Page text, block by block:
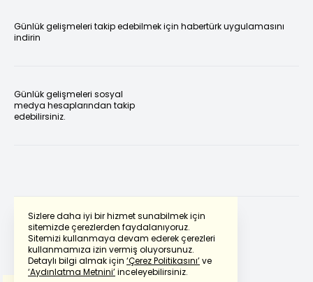
Sizlere daha iyi bir hizmet sunabilmek için
sitemizde çerezlerden faydalanıyoruz.
Sitemizi kullanmaya devam ederek çerezleri
kullanmamıza izin vermiş oluyorsunuz.
Detaylı bilgi almak için ‘Çerez Politikasını’ve
‘Aydınlatma Metnini’inceleyebilirsiniz.
Günlük gelişmeleri takip edebilmek için habertürk uygulamasını
indirin
Günlük gelişmeleri sosyal
medya hesaplarından takip
edebilirsiniz.
Powered by Translate